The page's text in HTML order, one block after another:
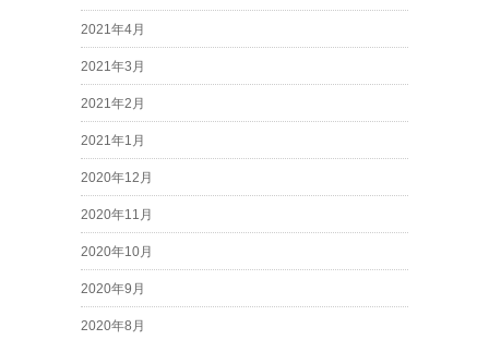
2021年4月
2021年3月
2021年2月
2021年1月
2020年12月
2020年11月
2020年10月
2020年9月
2020年8月